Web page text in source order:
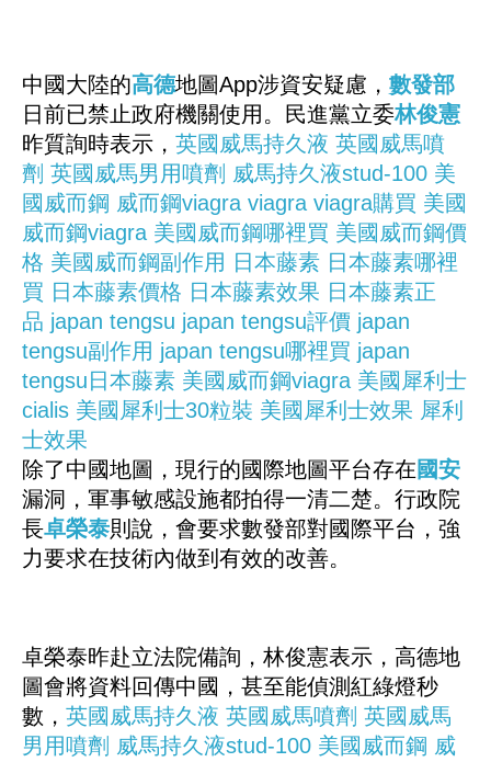
中國大陸的高德地圖App涉資安疑慮， 數發部
日前已禁止政府機關使用。民進黨立委林俊憲
昨質詢時表示， 英國威馬持久液 英國威馬噴
劑 英國威馬男用噴劑 威馬持久液stud-100 美
國威而鋼 威而鋼viagra viagra viagra購買 美國
威而鋼viagra 美國威而鋼哪裡買 美國威而鋼價
格 美國威而鋼副作用 日本藤素 日本藤素哪裡
買 日本藤素價格 日本藤素效果 日本藤素正
品 japan tengsu japan tengsu評價 japan
tengsu副作用 japan tengsu哪裡買 japan
tengsu日本藤素 美國威而鋼viagra 美國犀利士
cialis 美國犀利士30粒裝 美國犀利士效果 犀利
士效果
除了中國地圖，現行的國際地圖平台存在國安
漏洞，軍事敏感設施都拍得一清二楚。行政院
長卓榮泰則說，會要求數發部對國際平台，強
力要求在技術內做到有效的改善。
卓榮泰昨赴立法院備詢，林俊憲表示，高德地
圖會將資料回傳中國，甚至能偵測紅綠燈秒
數， 英國威馬持久液 英國威馬噴劑 英國威馬
男用噴劑 威馬持久液stud-100 美國威而鋼 威